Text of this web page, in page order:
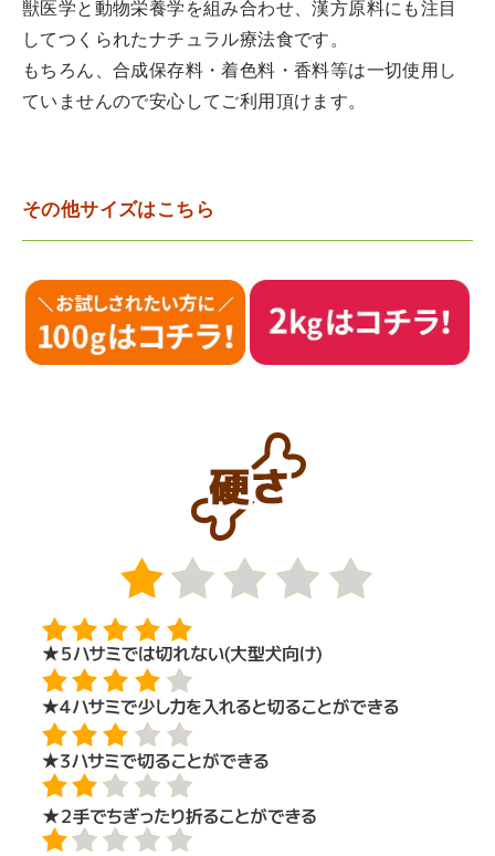
獣医学と動物栄養学を組み合わせ、漢方原料にも注目
してつくられたナチュラル療法食です。
もちろん、合成保存料・着色料・香料等は一切使用し
ていませんので安心してご利用頂けます。
その他サイズはこちら